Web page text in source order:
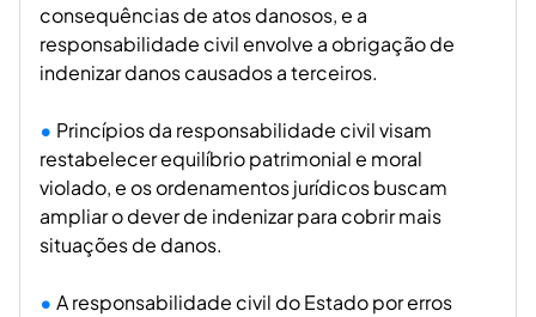
consequências de atos danosos, e a
responsabilidade civil envolve a obrigação de
indenizar danos causados a terceiros.
Princípios da responsabilidade civil visam
restabelecer equilíbrio patrimonial e moral
violado, e os ordenamentos jurídicos buscam
ampliar o dever de indenizar para cobrir mais
situações de danos.
A responsabilidade civil do Estado por erros